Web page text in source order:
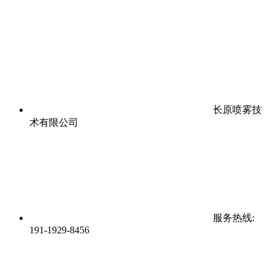
长原喷雾技
术有限公司
服务热线:
191-1929-8456